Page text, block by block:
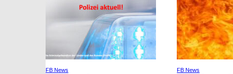
FB News FB News